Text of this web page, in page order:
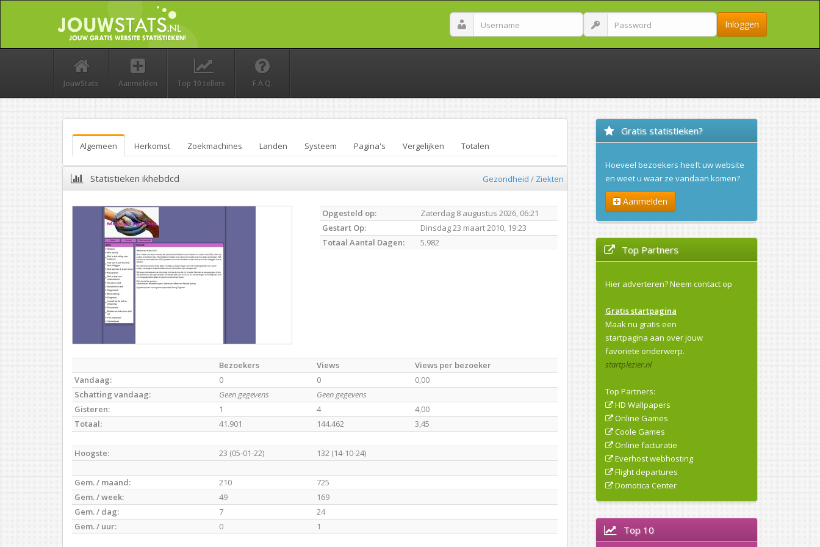
Inloggen
JouwStats Aanmelden Top 10 tellers F.A.Q.
Algemeen Herkomst Zoekmachines Landen Systeem Pagina's Vergelijken Totalen
Statistieken ikhebdcd Gezondheid / Ziekten
Opgesteld op:
Zaterdag 8 augustus 2026, 06:21
Gestart Op:
Dinsdag 23 maart 2010, 19:23
Totaal Aantal Dagen:
5.982
Bezoekers Views
Views per bezoeker
Vandaag:
0 0
0,00
Schatting vandaag:
Geen gegevens
Geen gegevens
Gisteren:
1 4
4,00
Totaal:
41.901 144.462 3,45
Hoogste: 23 (05-01-22) 132 (14-10-24)
Gem. / maand: 210
725
Gem. / week:
49
169
Gem. / dag:
7
24
Gem. / uur:
0 1
Gratis statistieken?
Hoeveel bezoekers heeft uw website
en weet u waar ze vandaan komen?
Aanmelden
Top Partners
Hier adverteren?Neem contact op
Gratis startpagina
Maak nu gratis een
startpagina aan over jouw
favoriete onderwerp.
startplezier.nl
Top Partners:
HD Wallpapers
Online Games
Coole Games
Online facturatie
Everhost webhosting
Flight departures
Domotica Center
Top 10